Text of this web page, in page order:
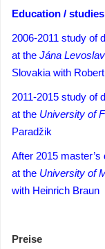
Education / studies
2006-2011 study of
at the Jána
Slovakia with
2011-2015 study of
at the University of
Paradžik
After 2015 master’s
at the University of
with Heinrich Braun
Preise